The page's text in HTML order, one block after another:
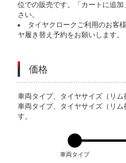
位での販売です。「カートに追
さい。
タイヤクロークご利用のお客
ヤ履き替え予約をお願いします。
価格
VARIATIONS
車両タイプ、タイヤサイズ（リム
車両タイプ、タイヤサイズ（リ
す。
車両タイプ